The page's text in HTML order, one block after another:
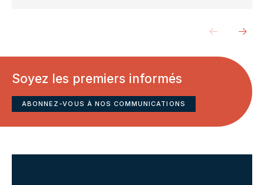
Soyez les premiers informés
ABONNEZ-VOUS À NOS COMMUNICATIONS